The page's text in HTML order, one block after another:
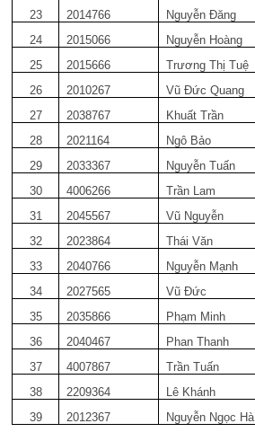
23 2014766 Nguyễn Đăng
24
2015066 Nguyễn Hoàng
25
2015666 Trương Thị Tuệ
26
2010267 Vũ Đức Quang
27
2038767 Khuất Trần
28
2021164 Ngô Bảo
29
2033367 Nguyễn Tuấn
30
4006266 Trần Lam
31
2045567 Vũ Nguyễn
32
2023864 Thái Văn
33
2040766 Nguyễn Mạnh
34
2027565 Vũ Đức
35
2035866 Phạm Minh
36
2040467 Phan Thanh
37
4007867 Trần Tuấn
38
2209364 Lê Khánh
39
2012367 Nguyễn Ngọc Hà